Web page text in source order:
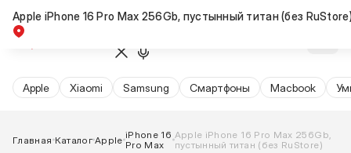
Apple Xiaomi Samsung Cмартфоны Macbook
Главная КаталогApple iPhone 16
Pro Max
Apple iPhone 16 Pro Max 256Gb,
пустынный титан (без RuStore)
Новинка
Apple iPhone 16 Pro Max 256Gb, пустынный титан (без